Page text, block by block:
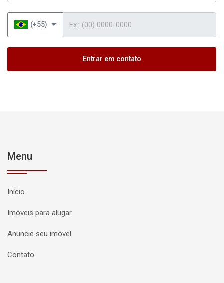
(+55)
Entrar em contato
Menu
Início
Imóveis para alugar
Anuncie seu imóvel
Contato